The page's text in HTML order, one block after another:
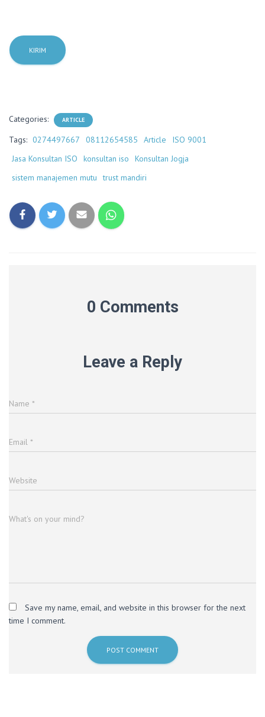
Categories: ARTICLE
Tags: 0274497667 08112654585 Article
ISO 9001
Jasa Konsultan ISO
konsultan iso
Konsultan Jogja
sistem manajemen mutu
trust mandiri
0 Comments
Leave a Reply
Name *
Email *
Website
What's on your mind?
Save my name, email, and website in this browser for the next
time I comment.